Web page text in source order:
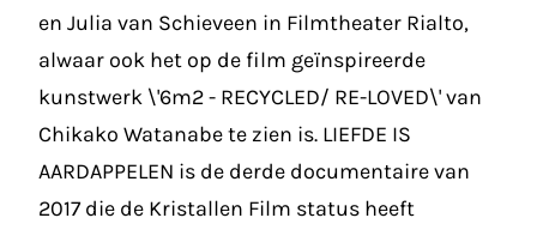
en Julia van Schieveen in Filmtheater Rialto,
alwaar ook het op de film geïnspireerde
kunstwerk \'6m2 - RECYCLED/ RE-LOVED\' van
Chikako Watanabe te zien is. LIEFDE IS
AARDAPPELEN is de derde documentaire van
2017 die de Kristallen Film status heeft